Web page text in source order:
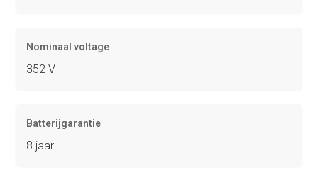
Nominaal voltage
352 V
Batterijgarantie
8 jaar